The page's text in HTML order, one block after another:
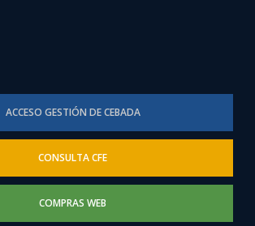
ACCESO GESTIÓN DE CEBADA
CONSULTA CFE
COMPRAS WEB